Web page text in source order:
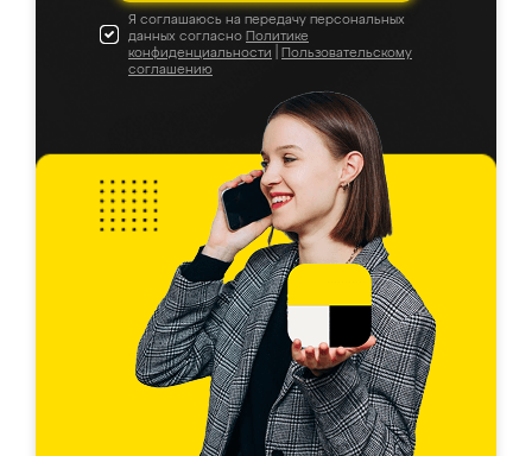
Я соглашаюсь на передачу персональных
данных согласно Политике
конфиденциальности
Пользовательскому
соглашению